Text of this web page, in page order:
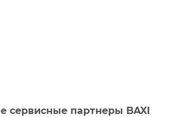
сервисные партнеры BAXI